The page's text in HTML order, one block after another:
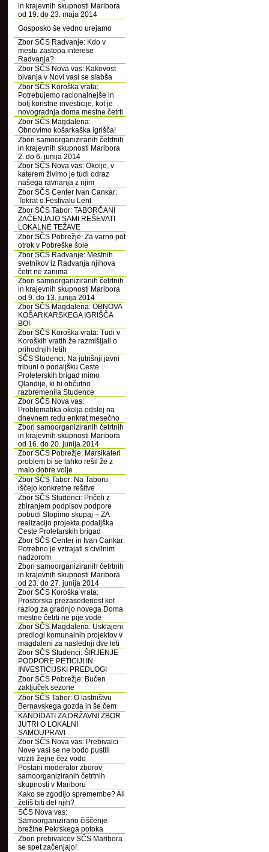
in krajevnih skupnosti Maribora
od 19. do 23. maja 2014
Gosposko še vedno urejamo
Zbor SČS Radvanje: Kdo v
mestu zastopa interese
Radvanja?
Zbor SČS Nova vas: Kakovost
bivanja v Novi vasi se slabša
Zbor SČS Koroška vrata:
Potrebujemo racionalnejše in
bolj koristne investicije, kot je
novogradnja doma mestne četrti
Zbor SČS Magdalena:
Obnovimo košarkaška igrišča!
Zbori samoorganiziranih četrtnih
in krajevnih skupnosti Maribora
2. do 6. junija 2014
Zbor SČS Nova vas: Okolje, v
katerem živimo je tudi odraz
našega ravnanja z njim
Zbor SČS Center Ivan Cankar:
Tokrat o Festivalu Lent
Zbor SČS Tabor: TABORČANI
ZAČENJAJO SAMI REŠEVATI
LOKALNE TEŽAVE
Zbor SČS Pobrežje: Za varno pot
otrok v Pobreške šole
Zbor SČS Radvanje: Mestnih
svetnikov iz Radvanja njihova
četrt ne zanima
Zbori samoorganiziranih četrtnih
in krajevnih skupnosti Maribora
od 9. do 13. junija 2014
Zbor SČS Magdalena: OBNOVA
KOŠARKARSKEGA IGRIŠČA
BO!
Zbor SČS Koroška vrata: Tudi v
Koroških vratih že razmišljali o
prihodnjih letih
SČS Studenci: Na jutrišnji javni
tribuni o podaljšku Ceste
Proleterskih brigad mimo
Qlandije, ki bi občutno
razbremenila Studence
Zbor SČS Nova vas:
Problematika okolja odslej na
dnevnem redu enkrat mesečno
Zbori samoorganiziranih četrtnih
in krajevnih skupnosti Maribora
od 16. do 20. junija 2014
Zbor SČS Pobrežje: Marsikateri
problem bi se lahko rešil že z
malo dobre volje
Zbor SČS Tabor: Na Taboru
iščejo konkretne rešitve
Zbor SČS Studenci: Pričeli z
zbiranjem podpisov podpore
pobudi Stopimo skupaj – ZA
realizacijo projekta podaljška
Ceste Proletarskih brigad
Zbor SČS Center in Ivan Cankar:
Potrebno je vztrajati s civilnim
nadzorom
Zbori samoorganiziranih četrtnih
in krajevnih skupnosti Maribora
od 23. do 27. junija 2014
Zbor SČS Koroška vrata:
Prostorska prezasedenost kot
razlog za gradnjo novega Doma
mestne četrti ne pije vode
Zbor SČS Magdalena: Usklajeni
predlogi komunalnih projektov v
magdaleni za naslednji dve leti
Zbor SČS Studenci: ŠIRJENJE
PODPORE PETICIJI IN
INVESTICIJSKI PREDLOGI
Zbor SČS Pobrežje: Bučen
zaključek sezone
Zbor SČS Tabor: O lastništvu
Bernavskega gozda in še čem
KANDIDATI ZA DRŽAVNI ZBOR
JUTRI O LOKALNI
SAMOUPRAVI
Zbor SČS Nova vas: Prebivalci
Nove vasi se ne bodo pustili
voziti žejne čez vodo
Postani moderator zborov
samoorganiziranih četrtnih
skupnosti v Mariboru
Kako se zgodijo spremembe? Ali
želiš biti del njih?
SČS Nova vas:
Samoorganizirano čiščenje
brežine Pekrskega potoka
Zbori prebivalcev SČS Maribora
se spet začenjajo!